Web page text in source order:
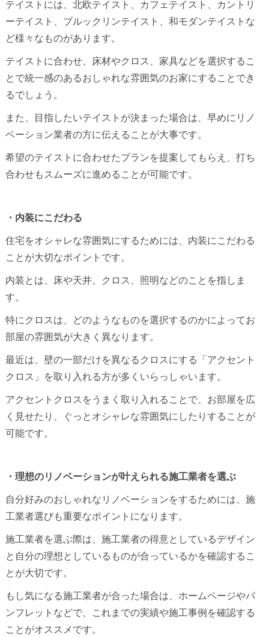
テイストには、北欧テイスト、カフェテイスト、カントリ
ーテイスト、ブルックリンテイスト、和モダンテイストな
ど様々なものがあります。
テイストに合わせ、床材やクロス、家具などを選択するこ
とで統一感のあるおしゃれな雰囲気のお家にすることでき
るでしょう。
また、目指したいテイストが決まった場合は、早めにリノ
ベーション業者の方に伝えることが大事です。
希望のテイストに合わせたプランを提案してもらえ、打ち
合わせもスムーズに進めることが可能です。
・内装にこだわる
住宅をオシャレな雰囲気にするためには、内装にこだわる
ことが大切なポイントです。
内装とは、床や天井、クロス、照明などのことを指しま
す。
特にクロスは、どのようなものを選択するのかによってお
部屋の雰囲気が大きく異なります。
最近は、壁の一部だけを異なるクロスにする「アクセント
クロス」を取り入れる方が多くいらっしゃいます。
アクセントクロスをうまく取り入れることで、お部屋を広
く見せたり、ぐっとオシャレな雰囲気にしたりすることが
可能です。
・理想のリノベーションが叶えられる施工業者を選ぶ
自分好みのおしゃれなリノベーションをするためには、施
工業者選びも重要なポイントになります。
施工業者を選ぶ際は、施工業者の得意としているデザイン
と自分の理想としているものが合っているかを確認するこ
とが大切です。
もし気になる施工業者が合った場合は、ホームページやパ
ンフレットなどで、これまでの実績や施工事例を確認する
ことがオススメです。